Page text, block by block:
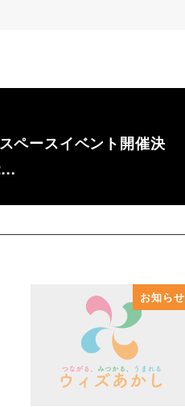
ペースイベント開催決
お知らせ